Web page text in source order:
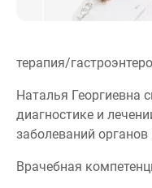
терапия/
Наталья Георгиевна
диагностике и
заболеваний
Врачебная